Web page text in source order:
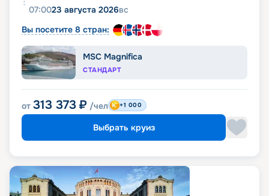
07:0023 августа 2026вс
Вы посетите 8 стран:
MSC Magnifica
СТАНДАРТ
от 313 373 ₽ /чел +1 000
Выбрать круиз